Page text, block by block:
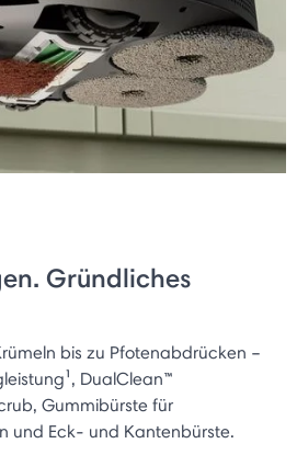
Gründliches
bis zu Pfotenabdrücken –
DualClean™
Gummibürste für
und Eck- und Kantenbürste.